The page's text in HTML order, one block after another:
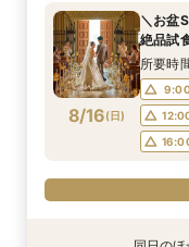
8/15(土)
8/15(土)
8/15(土)
8/15(土)
8/15(土)
8/15(土)
8/16(日)
＼お盆
絶品試
所要時